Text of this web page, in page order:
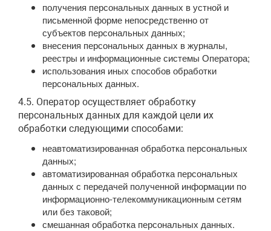
получения персональных данных в устной и
письменной форме непосредственно от
субъектов персональных данных;
внесения персональных данных в журналы,
реестры и информационные системы Оператора;
использования иных способов обработки
персональных данных.
4.5. Оператор осуществляет обработку
персональных данных для каждой цели их
обработки следующими способами:
неавтоматизированная обработка персональных
данных;
автоматизированная обработка персональных
данных с передачей полученной информации по
информационно-телекоммуникационным сетям
или без таковой;
смешанная обработка персональных данных.